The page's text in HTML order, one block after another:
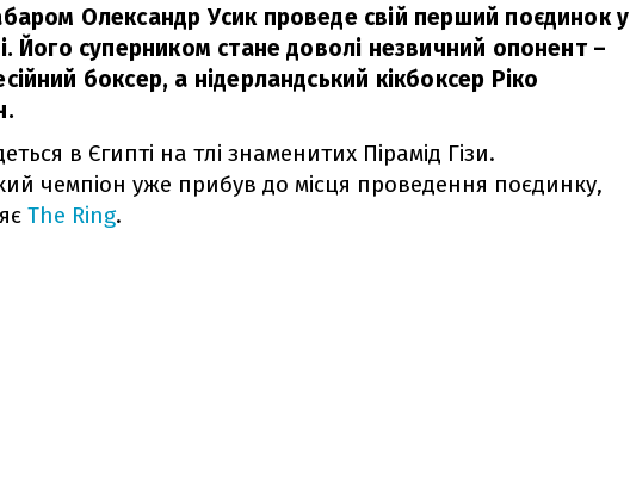
Олександр Усик проведе свій перший поєдинок у
Його суперником стане доволі незвичний опонент –
боксер, а нідерландський кікбоксер Ріко
в Єгипті на тлі знаменитих Пірамід Гізи.
чемпіон уже прибув до місця проведення поєдинку,
The Ring.